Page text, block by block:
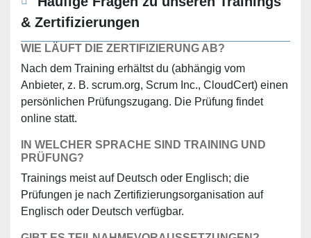
& Zertifizierungen
WIE LÄUFT DIE ZERTIFIZIERUNG AB?
Nach dem Training erhältst du (abhängig vom
Anbieter, z. B. scrum.org, Scrum Inc., CloudCert) einen
persönlichen Prüfungszugang. Die Prüfung findet
online statt.
IN WELCHER SPRACHE SIND TRAINING UND
PRÜFUNG?
Trainings meist auf Deutsch oder Englisch; die
Prüfungen je nach Zertifizierungsorganisation auf
Englisch oder Deutsch verfügbar.